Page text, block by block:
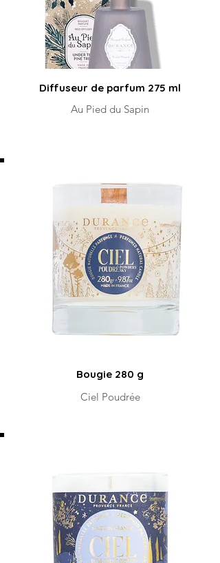
Diffuseur de parfum 275 ml
Au Pied du Sapin
Bougie 280 g
Ciel Poudrée